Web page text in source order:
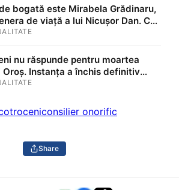
bogată este Mirabela Grădinaru,
de viață a lui Nicușor Dan. Ce
în declarația de avere: terenuri în
mașini, acțiuni Renault și un
de peste 116.000 de lei
unei asociații
nu răspunde pentru moartea
Oroș. Instanța a închis definitiv
femeii ucise de maidanezi lângă
de Nicușor Dan și Ciucu
consilier onorific
Share